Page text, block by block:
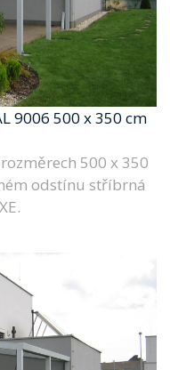
9006 500 x 350 cm
500 x 350
odstínu stříbrná